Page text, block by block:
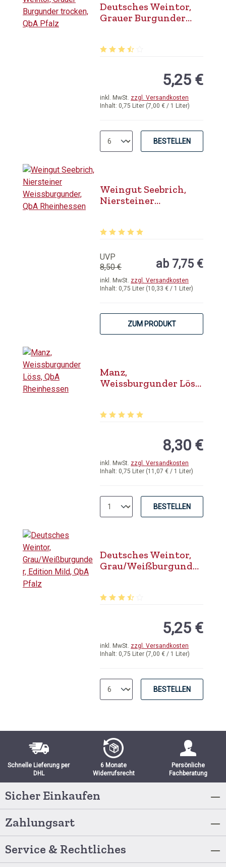
Deutsches Weintor,
Grauer Burgunder
Inhalt: 0,75 Liter (7,00 € / 1 Liter)
inkl. MwSt. zzgl. Versandkosten
5,25 €
BESTELLEN
Weingut Seebrich,
Niersteiner
Inhalt: 0,75 Liter (10,33 € / 1 Liter)
inkl. MwSt. zzgl. Versandkosten
UVP
8,50 €
ab 7,75 €
ZUM PRODUKT
Manz,
Weissburgunder Löss,
Inhalt: 0,75 Liter (11,07 € / 1 Liter)
inkl. MwSt. zzgl. Versandkosten
8,30 €
BESTELLEN
Deutsches Weintor,
Grau/Weißburgunder
Inhalt: 0,75 Liter (7,00 € / 1 Liter)
inkl. MwSt. zzgl. Versandkosten
5,25 €
BESTELLEN
Schnelle Lieferung per
DHL
6 Monate
Widerrufsrecht
Persönliche
Fachberatung
Sicher Einkaufen
Zahlungsart
Service & Rechtliches